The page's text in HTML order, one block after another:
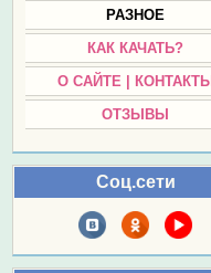
РАЗНОЕ
КАК КАЧАТЬ?
О САЙТЕ | КОНТАКТЫ
ОТЗЫВЫ
Соц.сети